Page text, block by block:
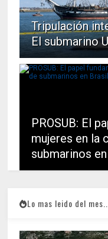
Tripulación
El submarino
PROSUB: El
mujeres en la
submarinos
Lo mas leido del mes...